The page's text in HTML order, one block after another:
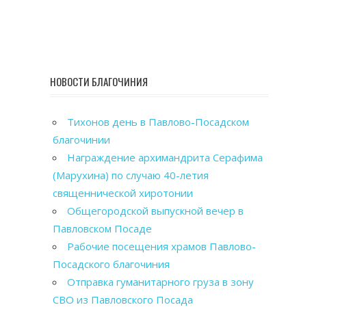
НОВОСТИ БЛАГОЧИНИЯ
Тихонов день в Павлово-Посадском
благочинии
Награждение архимандрита Серафима
(Марухина) по случаю 40-летия
священнической хиротонии
Общегородской выпускной вечер в
Павловском Посаде
Рабочие посещения храмов Павлово-
Посадского благочиния
Отправка гуманитарного груза в зону
СВО из Павловского Посада